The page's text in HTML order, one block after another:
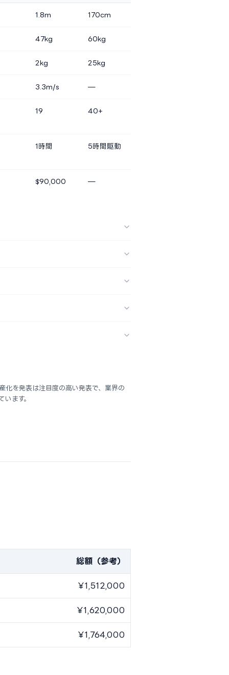
1.8m 170cm
47kg 60kg
2kg 25kg
3.3m/s —
19 40+
1時間 5時間駆動
$90,000 —
を発表は注目度の高い発表で、業界の
ます。
総額（参考）
¥1,512,000
¥1,620,000
¥1,764,000